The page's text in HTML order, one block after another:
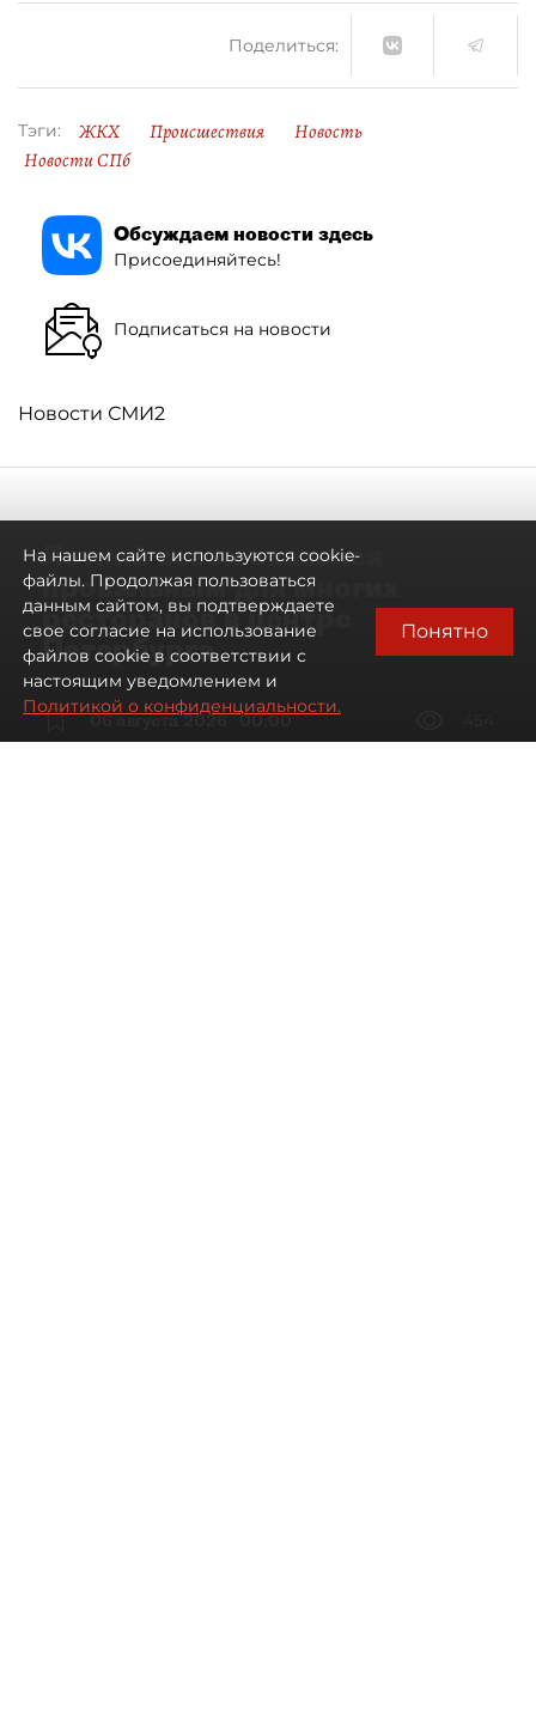
Поделиться:
Тэги: ЖКХ Происшествия
Новость
Новости СПб
Обсуждаем новости здесь
Присоединяйтесь!
Подписаться на новости
Новости СМИ2
Летний сезон оказался
провальным для многих
ресторанов в центре
Петербурга
06 августа 2026 00:00
На нашем сайте используются cookie-
файлы. Продолжая пользоваться
данным сайтом, вы подтверждаете
свое согласие на использование
файлов cookie в соответствии с
настоящим уведомлением и
Политикой о конфиденциальности.
Понятно